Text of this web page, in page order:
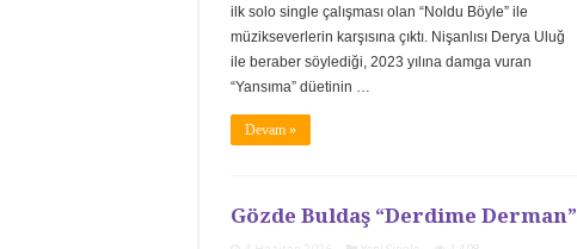
ilk solo single çalışması olan “Noldu Böyle” ile
müzikseverlerin karşısına çıktı. Nişanlısı Derya Uluğ
ile beraber söylediği, 2023 yılına damga vuran
“Yansıma” düetinin …
Devam »
Gözde Buldaş “Derdime Derman”